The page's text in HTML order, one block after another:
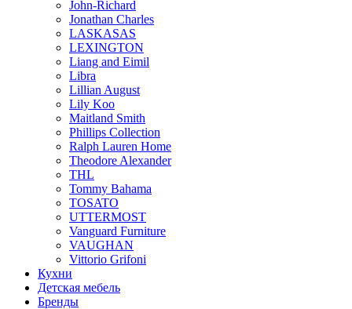
John-Richard
Jonathan Charles
LASKASAS
LEXINGTON
Liang and Eimil
Libra
Lillian August
Lily Koo
Maitland Smith
Phillips Collection
Ralph Lauren Home
Theodore Alexander
THL
Tommy Bahama
TOSATO
UTTERMOST
Vanguard Furniture
VAUGHAN
Vittorio Grifoni
Кухни
Детская мебель
Бренды